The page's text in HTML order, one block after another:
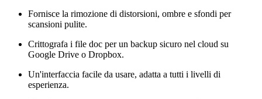
Fornisce la rimozione di distorsioni, ombre e sfondi per
scansioni pulite.
Crittografa i file doc per un backup sicuro nel cloud su
Google Drive o Dropbox.
Un'interfaccia facile da usare, adatta a tutti i livelli di
esperienza.